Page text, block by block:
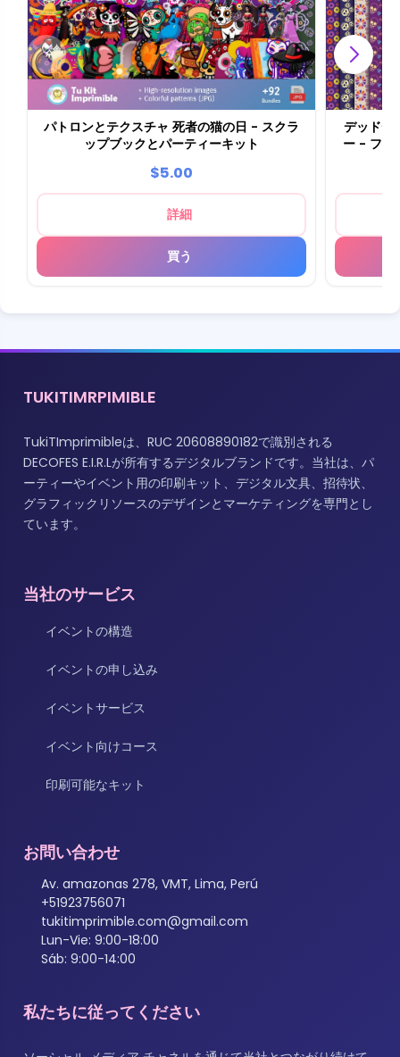
パトロンとテクスチャ 死者の猫の日 - スクラ
ップブックとパーティーキット
$5.00
詳細
買う
デッドデ
ー - フェ
TUKITIMRPIMIBLE
TukiTImprimibleは、RUC 20608890182で識別される
DECOFES E.I.R.Lが所有するデジタルブランドです。当社は、パ
ーティーやイベント用の印刷キット、デジタル文具、招待状、
グラフィックリソースのデザインとマーケティングを専門とし
ています。
当社のサービス
イベントの構造
イベントの申し込み
イベントサービス
イベント向けコース
印刷可能なキット
お問い合わせ
Av. amazonas 278, VMT, Lima, Perú
+51923756071
tukitimprimible.com@gmail.com
Lun-Vie: 9:00-18:00
Sáb: 9:00-14:00
私たちに従ってください